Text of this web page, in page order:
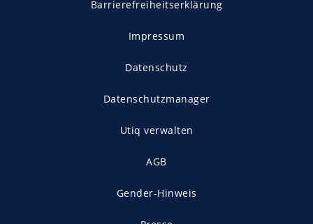
Barrierefreiheitserklärung
Impressum
Datenschutz
Datenschutzmanager
Utiq verwalten
AGB
Gender-Hinweis